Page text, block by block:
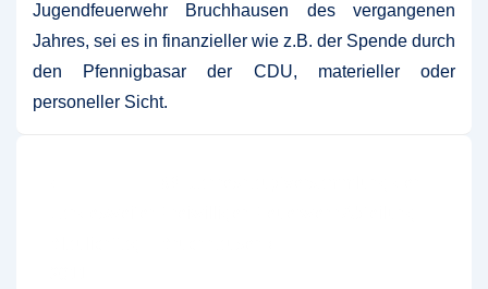
Jugendfeuerwehr Bruchhausen des vergangenen
Jahres, sei es in finanzieller wie z.B. der Spende durch
den Pfennigbasar der CDU, materieller oder
personeller Sicht.